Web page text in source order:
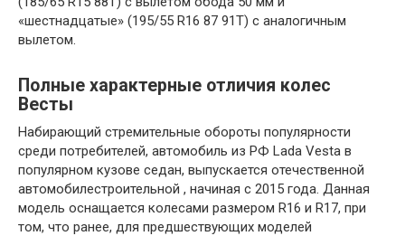
«шестнадцатые» (195/55 R16 87 91T) с аналогичным
вылетом.
Полные характерные отличия колес
Весты
Набирающий стремительные обороты популярности
среди потребителей, автомобиль из РФ Lada Vesta в
популярном кузове седан, выпускается отечественной
автомобилестроительной , начиная с 2015 года. Данная
модель оснащается колесами размером R16 и R17, при
том, что ранее, для предшествующих моделей